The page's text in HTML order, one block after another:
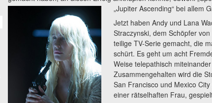
„Jupiter Ascending“bei allem
Jetzt haben Andy und Lana
Straczynski, dem Schöpfer
teilige TV-Serie gemacht, die
schürt. Es geht um acht
Weise telepathisch
Zusammengehalten wird die
San Francisco und Mexico
einer rätselhaften Frau,